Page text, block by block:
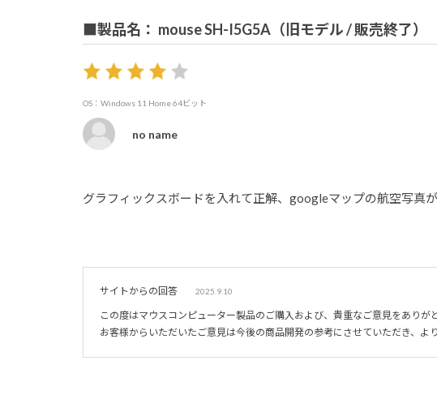
■製品名： mouse SH-I5G5A（旧モデル / 販売終了）
OS：Windows 11 Home 64ビット
no name
グラフィックスボードを入れて正解、googleマップの航空写真
サイトからの回答 2025.9.10
この度はマウスコンピューター製品のご購入および、貴重なご意見をありが
お客様からいただいたご意見は今後の商品開発の参考にさせていただき、よ